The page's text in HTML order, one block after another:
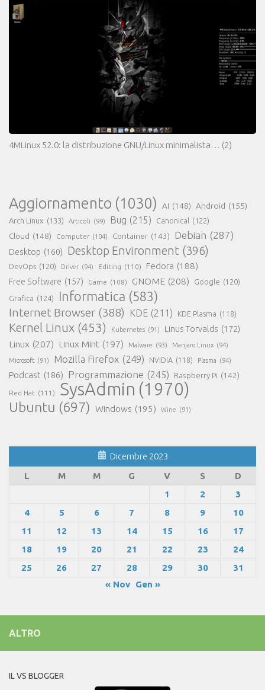
4MLinux 52.0: la distribuzione GNU/Linux minimalista… (2)
Aggiornamento (1030) AI (148) Android (155)
Arch Linux (133) Articoli (99) Bug (215) Canonical (122)
Cloud (148) Computer (104) Container (143) Debian (287)
Desktop (160) Desktop Environment (396)
DevOps (120) Driver (94) Editing (110) Fedora (188)
Free Software (157) Game (108) GNOME (208) Google (120)
Grafica (124) Informatica (583)
Internet Browser (388) KDE (211) KDE Plasma (118)
Kernel Linux (453) Kubernetes (91) Linus Torvalds (172)
Linux (207) Linux Mint (197) Malware (93) Manjaro Linux (94)
Microsoft (91) Mozilla Firefox (249) NVIDIA (118) Plasma (94)
Podcast (186) Programmazione (245) Raspberry Pi (142)
Red Hat (111) SysAdmin (1970)
Ubuntu (697) Windows (195) Wine (91)
Dicembre 2023
L
M M G V S
D
1
2
3
4
5 6 7 8 9
10
11
12 13 14 15 16
17
18
19 20 21 22 23
24
25
26 27 28 29 30
31
« Nov
Gen »
ALTRO
IL VS BLOGGER